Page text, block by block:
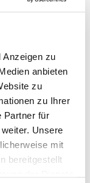
Anzeigen zu
anbieten
zu
zu Ihrer
Partner für
Unsere
mit
bereitgestellt
bei
bei.
für
1 Jahr
Sitzung